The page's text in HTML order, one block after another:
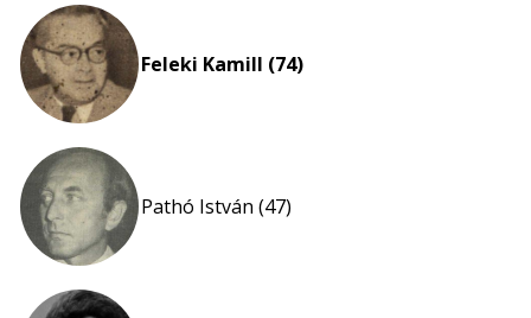
Feleki Kamill (74)
Pathó István (47)